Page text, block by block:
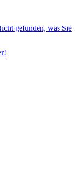
gefunden, was Sie